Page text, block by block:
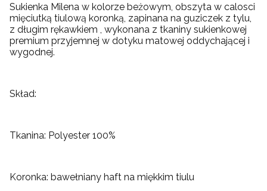
Sukienka Milena w kolorze beżowym, obszyta w calosci
mięciutką tiulową koronką, zapinana na guziczek z tylu,
z długim rękawkiem , wykonana z tkaniny sukienkowej
premium przyjemnej w dotyku matowej oddychającej i
wygodnej.
Skład:
Tkanina: Polyester 100%
Koronka: bawełniany haft na miękkim tiulu